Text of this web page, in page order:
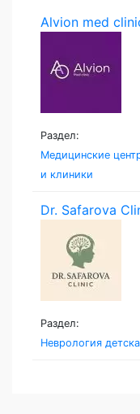
Alvion med
Раздел:
Медицинские
и клиники
Dr. Safarova
Раздел:
Неврология